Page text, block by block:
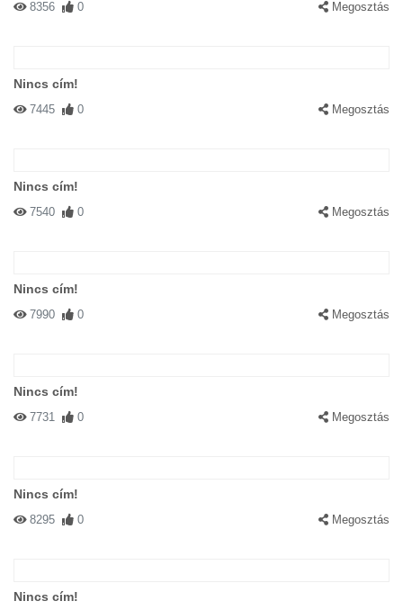
8356 0 Megosztás
Nincs cím!
7445 0 Megosztás
Nincs cím!
7540 0 Megosztás
Nincs cím!
7990 0 Megosztás
Nincs cím!
7731 0 Megosztás
Nincs cím!
8295 0 Megosztás
Nincs cím!